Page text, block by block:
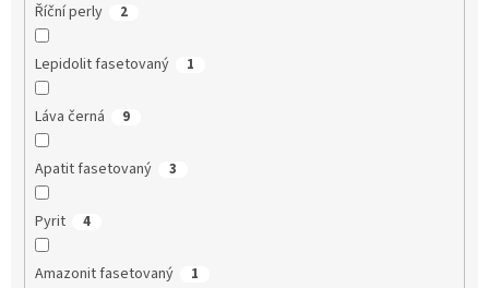
Říční perly 2
Lepidolit fasetovaný 1
Láva černá 9
Apatit fasetovaný 3
Pyrit 4
Amazonit fasetovaný 1